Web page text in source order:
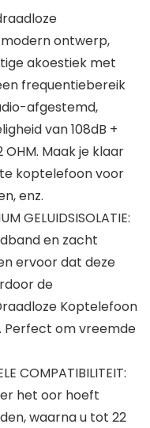
ontwerp,
akoestiek met
frequentiebereik
afgestemd,
van 108dB +
Maak je klaar
koptelefoon voor
enz.
GELUIDSISOLATIE:
en zacht
ervoor dat deze
de
Koptelefoon
Perfect om vreemde
COMPATIBILITEIT:
het oor hoeft
waarna u tot 22